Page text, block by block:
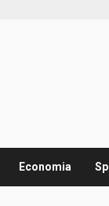
Economia